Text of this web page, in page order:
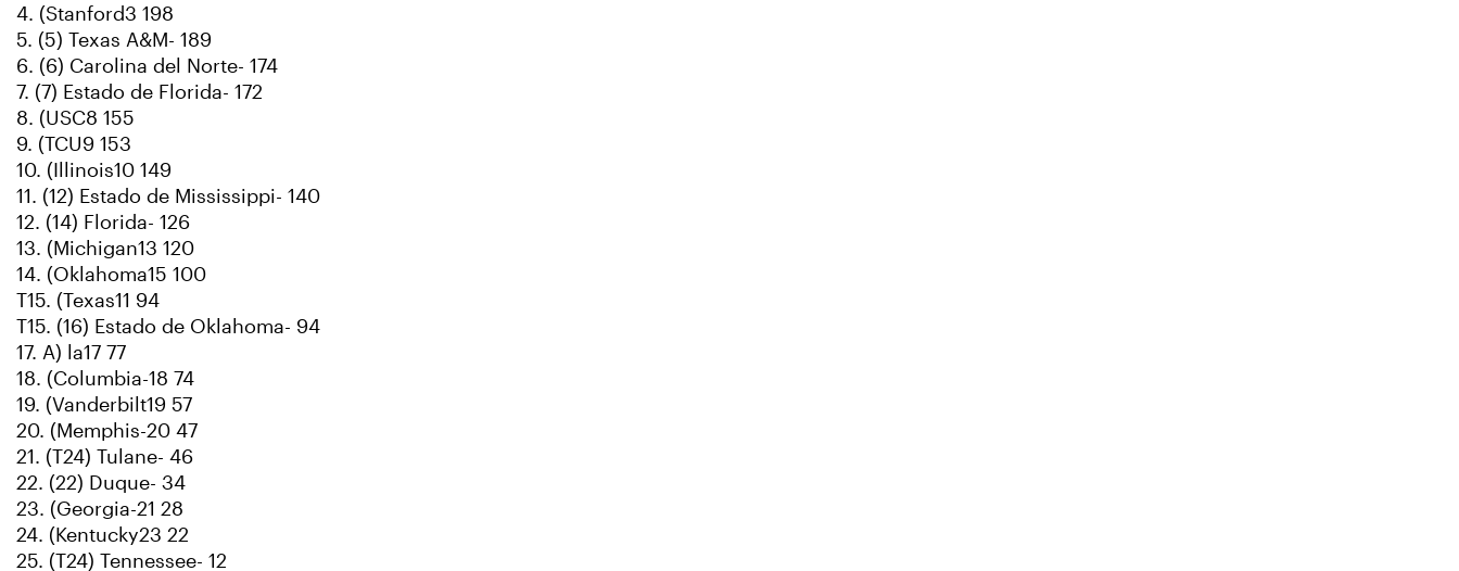
4. (Stanford3 198
5. (5) Texas A&M- 189
6. (6) Carolina del Norte- 174
7. (7) Estado de Florida- 172
8. (USC8 155
9. (TCU9 153
10. (Illinois10 149
11. (12) Estado de Mississippi- 140
12. (14) Florida- 126
13. (Michigan13 120
14. (Oklahoma15 100
T15. (Texas11 94
T15. (16) Estado de Oklahoma- 94
17. A) la17 77
18. (Columbia-18 74
19. (Vanderbilt19 57
20. (Memphis-20 47
21. (T24) Tulane- 46
22. (22) Duque- 34
23. (Georgia-21 28
24. (Kentucky23 22
25. (T24) Tennessee- 12